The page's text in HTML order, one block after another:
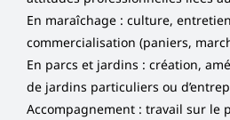
En maraîchage : culture,
commercialisation (paniers,
En parcs et jardins : création,
de jardins particuliers ou
Accompagnement : travail sur le